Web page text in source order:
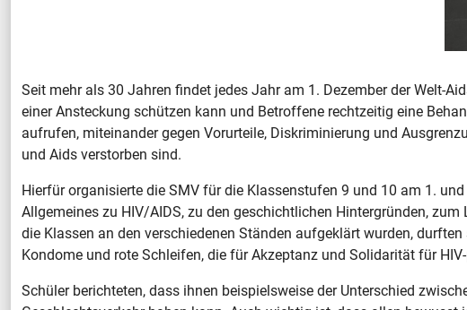
Seit mehr als 30 Jahren findet jedes Jahr am 1. Dezember der Welt-
einer Ansteckung schützen kann und Betroffene rechtzeitig eine
aufrufen, miteinander gegen Vorurteile, Diskriminierung und
und Aids verstorben sind.
Hierfür organisierte die SMV für die Klassenstufen 9 und 10 am 1.
Allgemeines zu HIV/AIDS, zu den geschichtlichen Hintergründen,
die Klassen an den verschiedenen Ständen aufgeklärt wurden,
Kondome und rote Schleifen, die für Akzeptanz und Solidarität für
Schüler berichteten, dass ihnen beispielsweise der Unterschied